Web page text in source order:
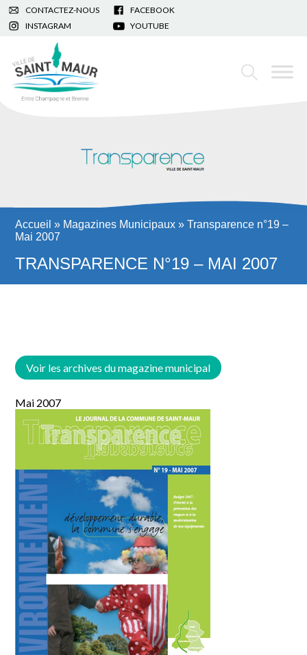
CONTACTEZ-NOUS
FACEBOOK
INSTAGRAM
YOUTUBE
Accueil » Magazines Municipaux »Transparence n°19 –
Mai 2007
TRANSPARENCE N°19 – MAI 2007
Voir les archives du magazine municipal
Mai 2007